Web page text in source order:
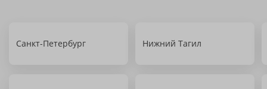
Санкт-Петербург Нижний Тагил